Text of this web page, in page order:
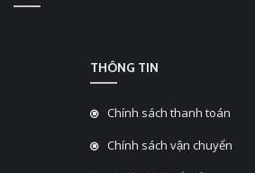
THÔNG TIN
Chính sách thanh toán
Chính sách vận chuyển